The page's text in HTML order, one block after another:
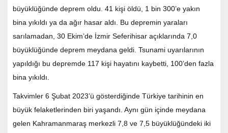
büyüklüğünde deprem oldu. 41 kişi öldü, 1 bin 300’e yakın
bina yıkıldı ya da ağır hasar aldı. Bu depremin yaraları
sarılamadan, 30 Ekim’de İzmir Seferihisar açıklarında 7,0
büyüklüğünde deprem meydana geldi. Tsunami uyarılarının
yapıldığı bu depremde 117 kişi hayatını kaybetti, 100’den fazla
bina yıkıldı.
Takvimler 6 Şubat 2023’ü gösterdiğinde Türkiye tarihinin en
büyük felaketlerinden biri yaşandı. Aynı gün içinde meydana
gelen Kahramanmaraş merkezli 7,8 ve 7,5 büyüklüğündeki iki